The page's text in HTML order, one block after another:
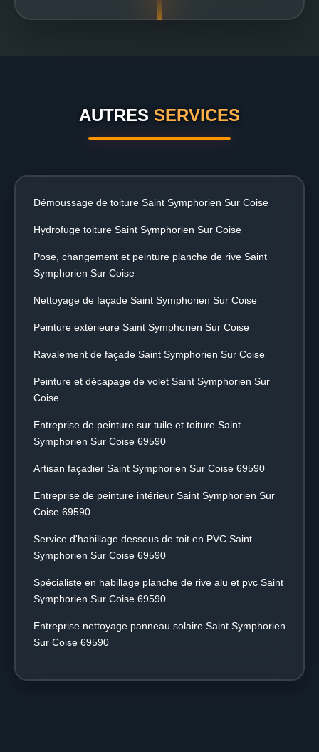
AUTRES SERVICES
Démoussage de toiture Saint Symphorien Sur Coise
Hydrofuge toiture Saint Symphorien Sur Coise
Pose, changement et peinture planche de rive Saint
Symphorien Sur Coise
Nettoyage de façade Saint Symphorien Sur Coise
Peinture extérieure Saint Symphorien Sur Coise
Ravalement de façade Saint Symphorien Sur Coise
Peinture et décapage de volet Saint Symphorien Sur
Coise
Entreprise de peinture sur tuile et toiture Saint
Symphorien Sur Coise 69590
Artisan façadier Saint Symphorien Sur Coise 69590
Entreprise de peinture intérieur Saint Symphorien Sur
Coise 69590
Service d'habillage dessous de toit en PVC Saint
Symphorien Sur Coise 69590
Spécialiste en habillage planche de rive alu et pvc Saint
Symphorien Sur Coise 69590
Entreprise nettoyage panneau solaire Saint Symphorien
Sur Coise 69590